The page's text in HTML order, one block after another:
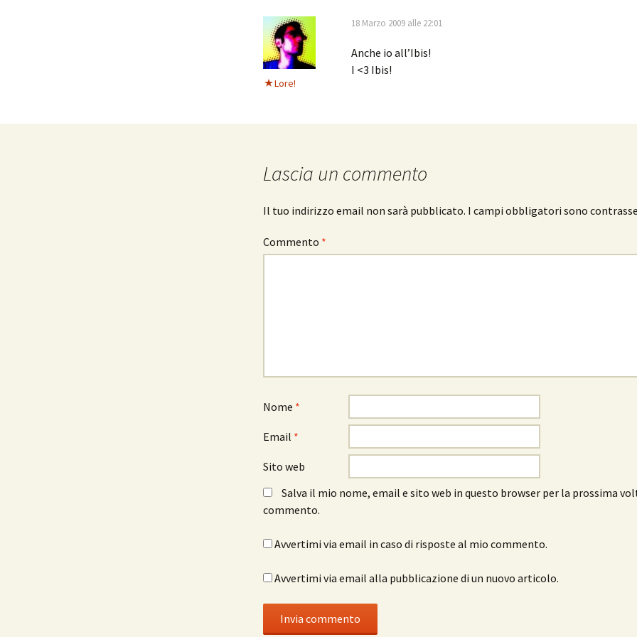
Lore!
18 Marzo 2009 alle 22:01
Anche io all’Ibis!
I <3 Ibis!
Lascia un commento
Il tuo indirizzo email non sarà pubblicato. I campi obbligatori sono
Commento *
Nome *
Email *
Sito web
Salva il mio nome, email e sito web in questo browser per la prossima
commento.
Avvertimi via email in caso di risposte al mio commento.
Avvertimi via email alla pubblicazione di un nuovo articolo.